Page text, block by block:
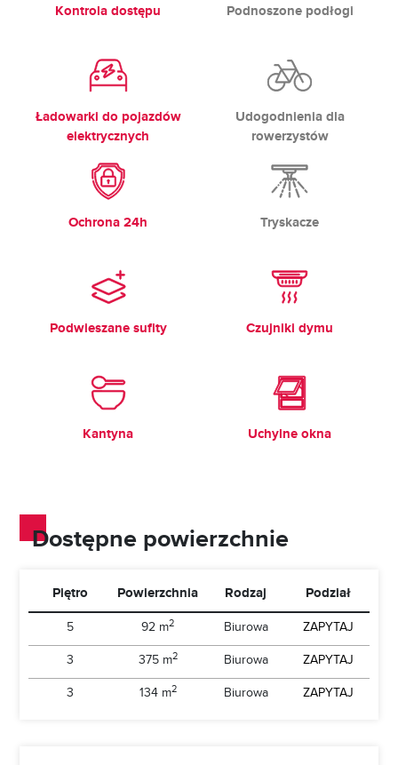
Kontrola dostępu Podnoszone podłogi
Ładowarki do pojazdów
elektrycznych
Udogodnienia dla
rowerzystów
Ochrona 24h Tryskacze
Podwieszane sufity Czujniki dymu
Kantyna Uchylne okna
Dostępne powierzchnie
Piętro Powierzchnia Rodzaj Podział
5 92 m2 Biurowa
ZAPYTAJ
3
375 m2 Biurowa
ZAPYTAJ
3
134 m2 Biurowa ZAPYTAJ